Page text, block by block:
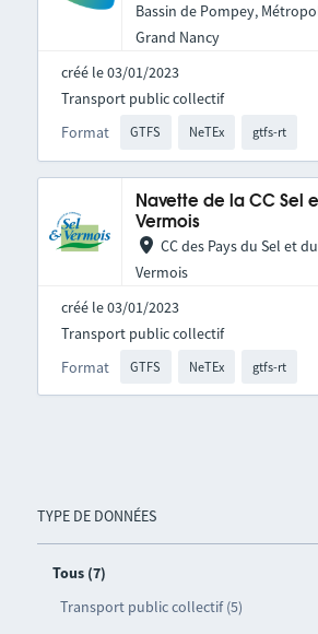
TYPE DE DONNÉES
Tous (7)
Transport public collectif (5)
Bassin de Pompey,
Grand Nancy
créé le 03/01/2023
Format GTFS NeTEx gtfs-rt
Transport public collectif
Navette de la CC Sel
Vermois
CC des Pays du Sel et du
Vermois
créé le 03/01/2023
Format GTFS NeTEx gtfs-rt
Transport public collectif